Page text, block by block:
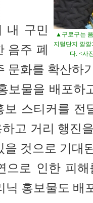
▲구로구는
지털단지 깔
다. <사
내 구민
음주 폐
문화를 확산하
보물을 배포하
스티커를 전
고 거리 행진
을 것으로 기대
으로 인한 피
닉 홍보물도 배